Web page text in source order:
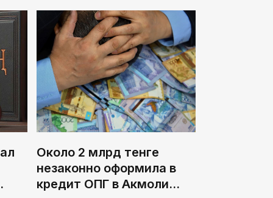
Около 2 млрд тенге
незаконно оформила в
кредит ОПГ в Акмоли…